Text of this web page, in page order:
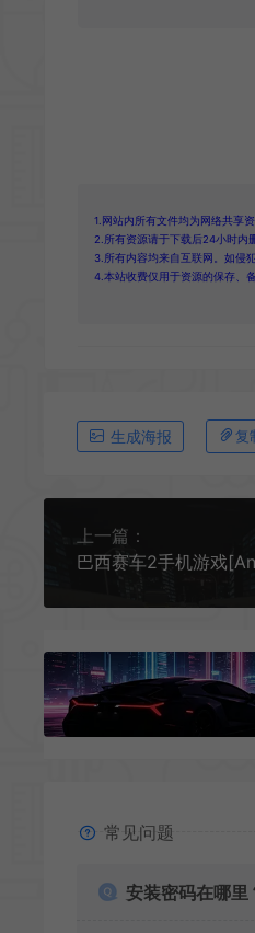
1.网站内所有文件均为网络共享
2.所有资源请于下载后24小时内
3.所有内容均来自互联网。如侵
4.本站收费仅用于资源的保存、
生成海报 复
上一篇：
巴西赛车2手机游戏
常见问题
安装密码在哪里